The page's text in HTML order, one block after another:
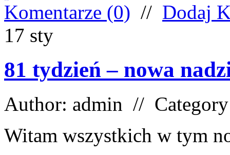
Komentarze (0) // Dodaj
17 sty
81 tydzień – nowa
Author: admin //
Witam wszystkich w tym